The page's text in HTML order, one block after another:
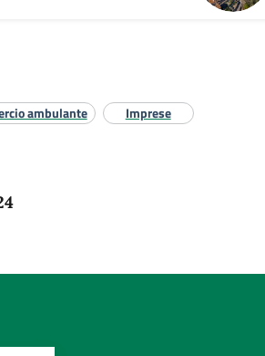
ambulante Imprese